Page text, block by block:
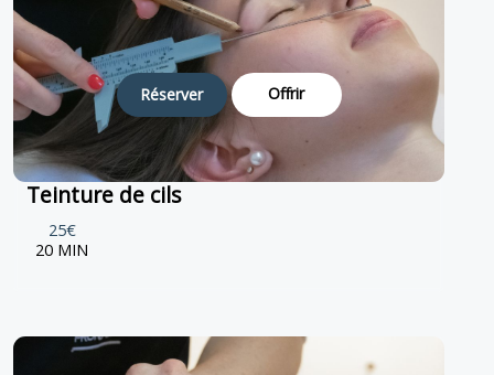
Réserver Offrir
Teinture de cils
25€
20 MIN